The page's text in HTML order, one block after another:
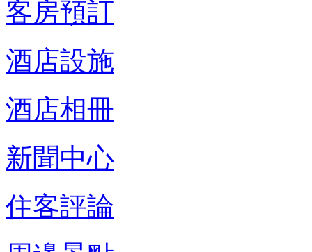
客房預訂
酒店設施
酒店相冊
新聞中心
住客評論